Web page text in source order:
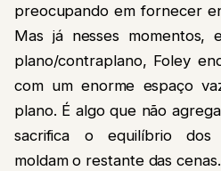
preocupando em fornecer
Mas já nesses momentos,
plano/contraplano, Foley
com um enorme espaço
plano. É algo que não
sacrifica o equilíbrio dos
moldam o restante das